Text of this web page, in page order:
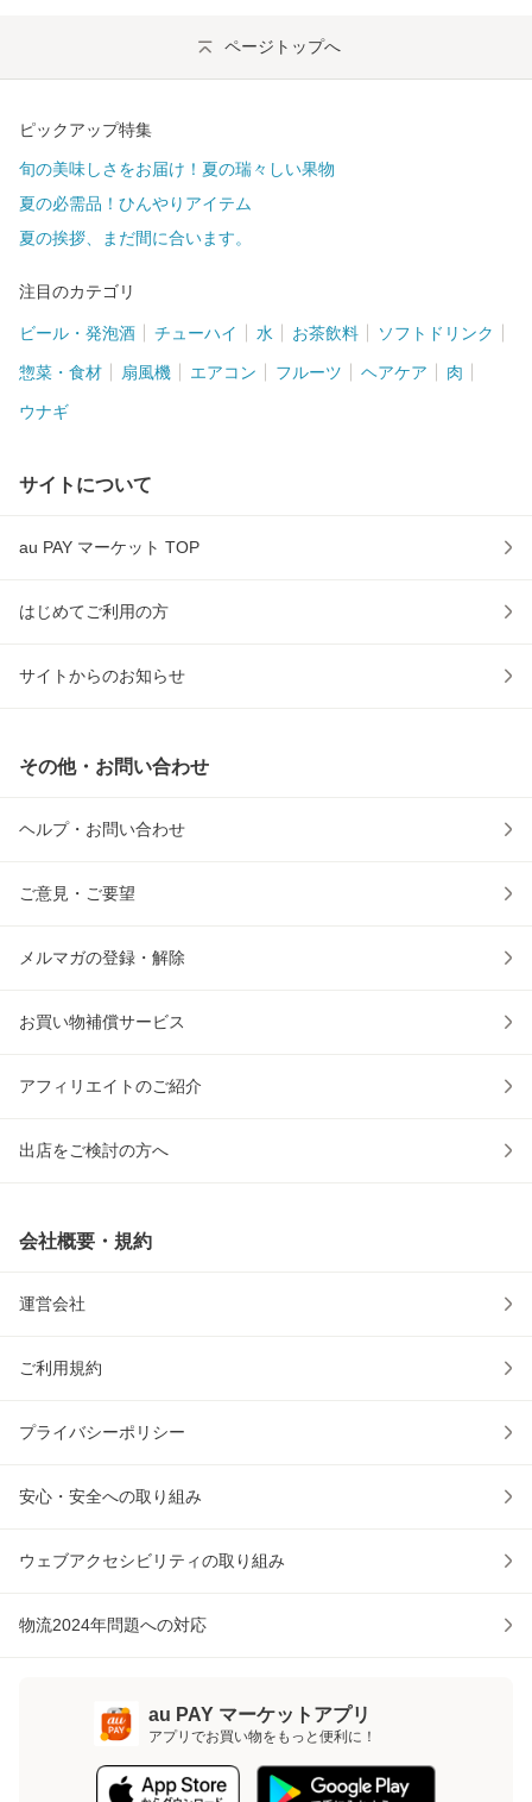
ページトップへ
ピックアップ特集
旬の美味しさをお届け！夏の瑞々しい果物
夏の必需品！ひんやりアイテム
夏の挨拶、まだ間に合います。
注目のカテゴリ
ビール・発泡酒 チューハイ 水 お茶飲料 ソフトドリンク
惣菜・食材 扇風機 エアコン フルーツ ヘアケア 肉
ウナギ
サイトについて
au PAY マーケット TOP
はじめてご利用の方
サイトからのお知らせ
その他・お問い合わせ
ヘルプ・お問い合わせ
ご意見・ご要望
メルマガの登録・解除
お買い物補償サービス
アフィリエイトのご紹介
出店をご検討の方へ
会社概要・規約
運営会社
ご利用規約
プライバシーポリシー
安心・安全への取り組み
ウェブアクセシビリティの取り組み
物流2024年問題への対応
au PAY マーケットアプリ
アプリでお買い物をもっと便利に！